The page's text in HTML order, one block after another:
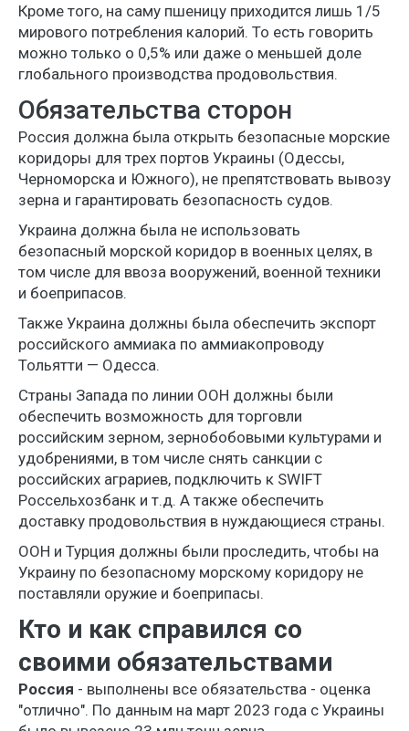
Кроме того, на саму пшеницу приходится лишь 1/5
мирового потребления калорий. То есть говорить
можно только о 0,5% или даже о меньшей доле
глобального производства продовольствия.
Обязательства сторон
Россия должна была открыть безопасные морские
коридоры для трех портов Украины (Одессы,
Черноморска и Южного), не препятствовать вывозу
зерна и гарантировать безопасность судов.
Украина должна была не использовать
безопасный морской коридор в военных целях, в
том числе для ввоза вооружений, военной техники
и боеприпасов.
Также Украина должны была обеспечить экспорт
российского аммиака по аммиакопроводу
Тольятти — Одесса.
Страны Запада по линии ООН должны были
обеспечить возможность для торговли
российским зерном, зернобобовыми культурами и
удобрениями, в том числе снять санкции с
российских аграриев, подключить к SWIFT
Россельхозбанк и т.д. А также обеспечить
доставку продовольствия в нуждающиеся страны.
ООН и Турция должны были проследить, чтобы на
Украину по безопасному морскому коридору не
поставляли оружие и боеприпасы.
Кто и как справился со
своими обязательствами
Россия - выполнены все обязательства - оценка
"отлично". По данным на март 2023 года с Украины